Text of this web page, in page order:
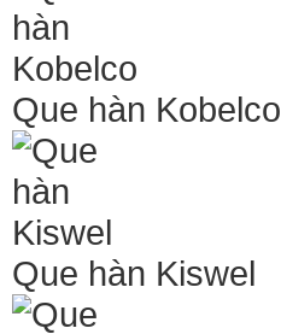
Que hàn Kobelco
Que hàn Kiswel